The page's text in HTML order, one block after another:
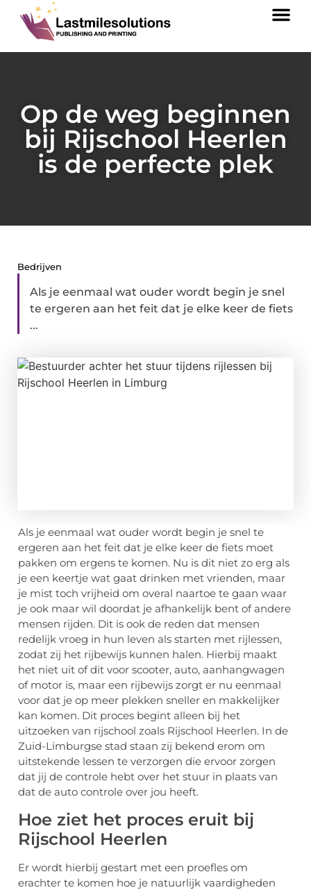
Op de weg beginnen
bij Rijschool Heerlen
is de perfecte plek
Bedrijven
Als je eenmaal wat ouder wordt begin je snel
te ergeren aan het feit dat je elke keer de fiets
...
Als je eenmaal wat ouder wordt begin je snel te
ergeren aan het feit dat je elke keer de fiets moet
pakken om ergens te komen. Nu is dit niet zo erg als
je een keertje wat gaat drinken met vrienden, maar
je mist toch vrijheid om overal naartoe te gaan waar
je ook maar wil doordat je afhankelijk bent of andere
mensen rijden. Dit is ook de reden dat mensen
redelijk vroeg in hun leven als starten met rijlessen,
zodat zij het rijbewijs kunnen halen. Hierbij maakt
het niet uit of dit voor scooter, auto, aanhangwagen
of motor is, maar een rijbewijs zorgt er nu eenmaal
voor dat je op meer plekken sneller en makkelijker
kan komen. Dit proces begint alleen bij het
uitzoeken van rijschool zoals Rijschool Heerlen. In de
Zuid-Limburgse stad staan zij bekend erom om
uitstekende lessen te verzorgen die ervoor zorgen
dat jij de controle hebt over het stuur in plaats van
dat de auto controle over jou heeft.
Hoe ziet het proces eruit bij
Rijschool Heerlen
Er wordt hierbij gestart met een proefles om
erachter te komen hoe je natuurlijk vaardigheden